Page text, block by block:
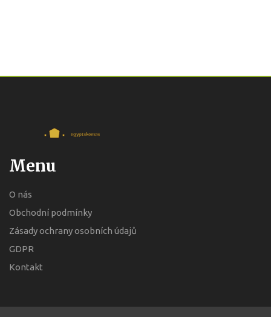
Menu
O nás
Obchodní podmínky
Zásady ochrany osobních údajů
GDPR
Kontakt